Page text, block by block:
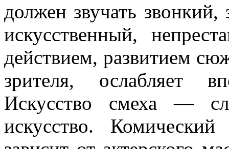
должен звучать
искусствен­ный,
действием, развитием
зрителя, ослабляет
Искусство смеха —
искусство.